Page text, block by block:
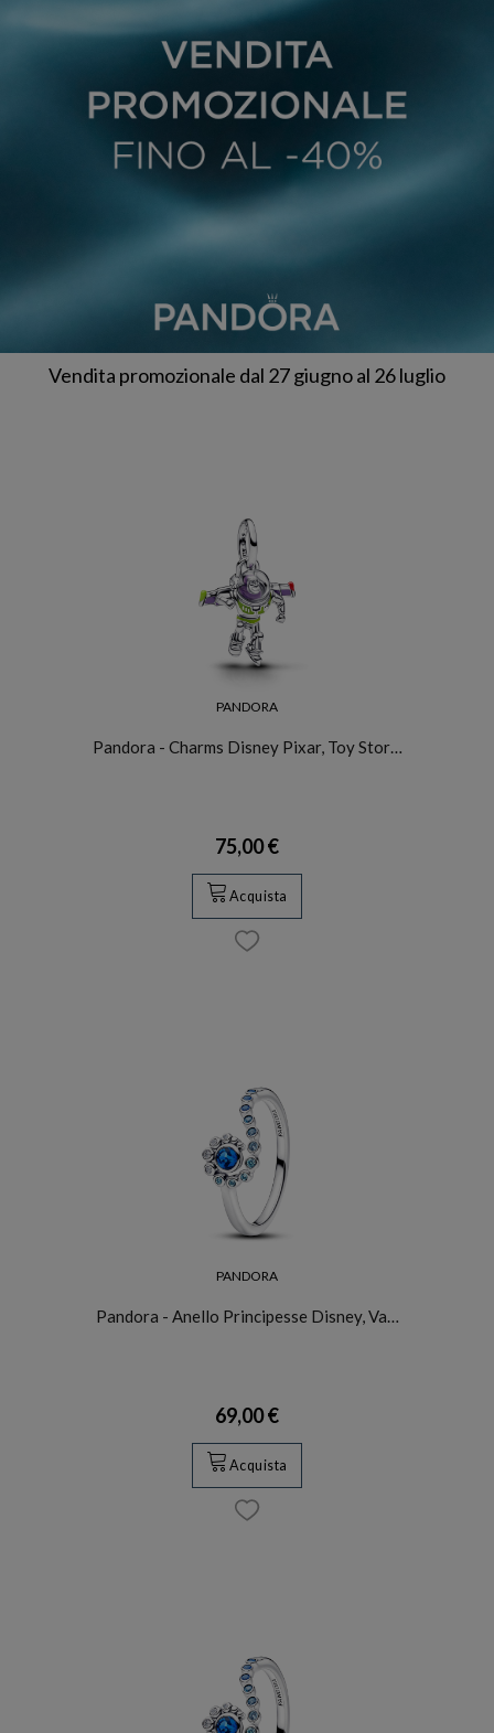
Vendita promozionale dal 27 giugno al 26 luglio
PANDORA
Pandora - Charms Disney Pixar, Toy Stor…
75,00 €
Acquista
PANDORA
Pandora - Anello Principesse Disney, Va…
69,00 €
Acquista